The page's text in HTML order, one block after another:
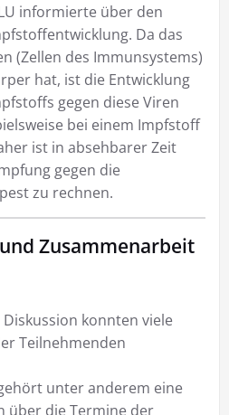
informierte über den
Da das
(Zellen des Immunsystems)
hat, ist die Entwicklung
gegen diese Viren
bei einem Impfstoff
ist in absehbarer Zeit
gegen die
zu rechnen.
Zusammenarbeit
konnten viele
Teilnehmenden
unter anderem eine
über die Termine der